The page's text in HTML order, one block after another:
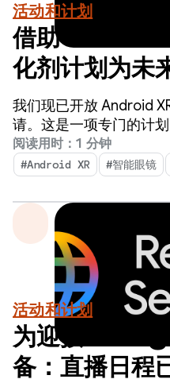
活动和计划
借助
化剂计划为未
申请！
我们现已开放 Android
请。这是一项专门的计
用的开发，以便在明年内
阅读用时：1 分钟
#Android XR #智能眼镜
活动和计划
为迎接
备：直播日程